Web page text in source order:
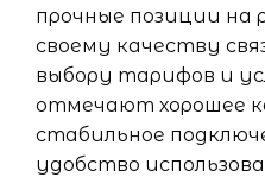
прочные позиции на
своему качеству
выбору тарифов и
отмечают хорошее
стабильное
удобство